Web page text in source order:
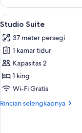
Studio
(Mini)
Lihat
semua
foto
untuk
Studio
Suite
8
Studio Suite
37 meter persegi
1 kamar tidur
Kapasitas 2
1 king
Wi-Fi Gratis
Rincian selengkapnya
Rincian